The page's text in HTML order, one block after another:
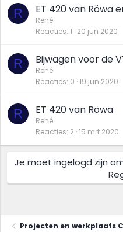
R ET 420 van Röwa
René
Reacties 1 20 jun 2020
R Bijwagen voor de
René
Reacties 0 19 jun 2020
R ET 420 van Röwa
René
Reacties 2 15 mrt 2020
Je moet ingelogd zijn
Projecten en werkplaats